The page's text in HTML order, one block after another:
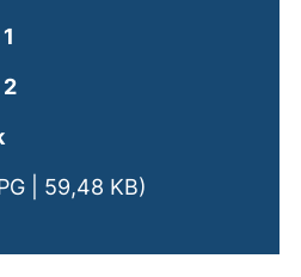
(externer Link, öffnet neues
| 59,48 KB)